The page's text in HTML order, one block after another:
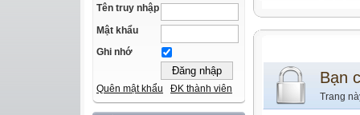
Tên truy nhập
Mật khẩu
Ghi nhớ
Quên mật khẩu ĐK thành viên
Bạn
Trang